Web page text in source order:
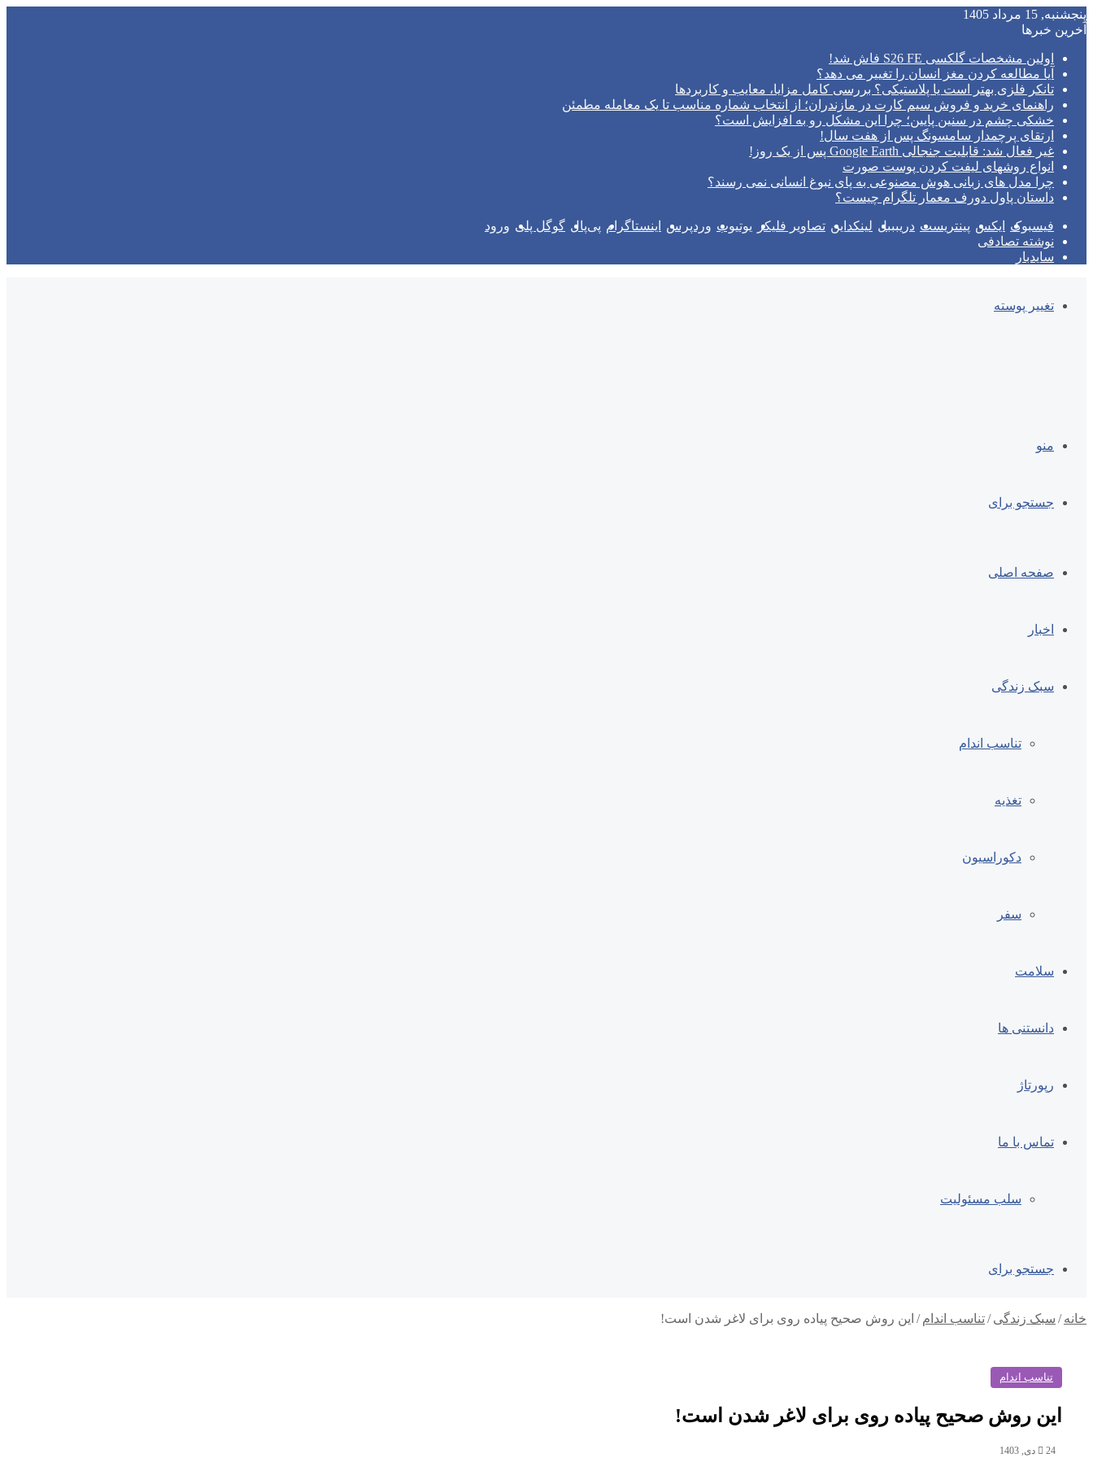
پنجشنبه, 15 مرداد 1405
آخرین خبرها
اولین مشخصات گلکسی S26 FE فاش شد!
آیا مطالعه کردن مغز انسان را تغییر می‌ دهد؟
تانکر فلزی بهتر است یا پلاستیکی؟ بررسی کامل مزایا، معایب و کاربردها
راهنمای خرید و فروش سیم کارت در مازندران؛ از انتخاب شماره مناسب تا یک معامله مطمئن
خشکی چشم در سنین پایین؛ چرا این مشکل رو به افزایش است؟
ارتقای پرچمدار سامسونگ پس از هفت سال!
غیر فعال شد: قابلیت جنجالی Google Earth پس از یک روز!
انواع روشهای لیفت کردن پوست صورت
چرا مدل‌ های زبانی هوش مصنوعی به پای نبوغ انسانی نمی‌ رسند؟
داستان پاول دورف معمار تلگرام چیست؟
فیسبوک ایکس پینتریست دریبببل لینکداین تصاویر فلیکر یوتیوب وردپرس اینستاگرام پی‌پال گوگل پلی ورود
نوشته تصادفی
سایدبار
تغییر پوسته
منو
جستجو برای
صفحه اصلی
اخبار
سبک زندگی
تناسب اندام
تغذیه
دکوراسیون
سفر
سلامت
دانستنی ها
رپورتاژ
تماس با ما
سلب مسئولیت
جستجو برای
خانه / سبک زندگی /تناسب اندام / این روش صحیح پیاده روی برای لاغر شدن است!
تناسب اندام
این روش صحیح پیاده روی برای لاغر شدن است!
24 دی, 1403